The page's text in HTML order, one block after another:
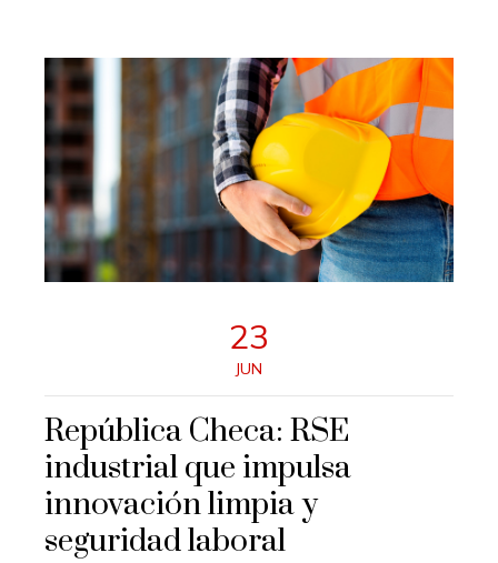
23
JUN
República Checa: RSE
industrial que impulsa
innovación limpia y
seguridad laboral